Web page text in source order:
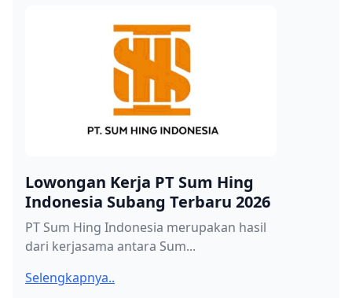
Lowongan Kerja PT Sum Hing
Indonesia Subang Terbaru 2026
PT Sum Hing Indonesia merupakan hasil
dari kerjasama antara Sum...
Selengkapnya..